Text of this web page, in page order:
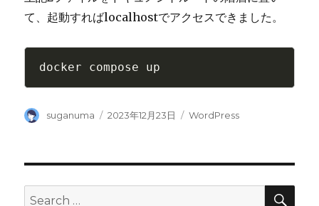
て、起動すればlocalhostでアクセスできました。
Author
suganuma
Posted
2023年12月23日 Categories
WordPress
Search